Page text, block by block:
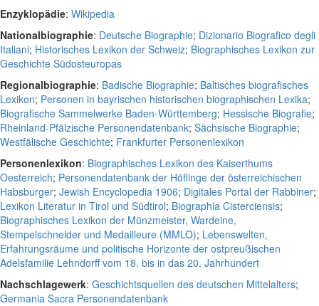
Enzyklopädie: Wikipedia
Nationalbiographie: Deutsche Biographie; Dizionario Biografico degli
Italiani; Historisches Lexikon der Schweiz; Biographisches Lexikon zur
Geschichte Südosteuropas
Regionalbiographie: Badische Biographie; Baltisches biografisches
Lexikon; Personen in bayrischen historischen biographischen Lexika;
Biografische Sammelwerke Baden-Württemberg; Hessische Biografie;
Rheinland-Pfälzische Personendatenbank; Sächsische Biographie;
Westfälische Geschichte; Frankfurter Personenlexikon
Personenlexikon: Biographisches Lexikon des Kaiserthums
Oesterreich; Personendatenbank der Höflinge der österreichischen
Habsburger; Jewish Encyclopedia 1906; Digitales Portal der Rabbiner;
Lexikon Literatur in Tirol und Südtirol; Biographia Cisterciensis;
Biographisches Lexikon der Münzmeister, Wardeine,
Stempelschneider und Medailleure (MMLO); Lebenswelten,
Erfahrungsräume und politische Horizonte der ostpreußischen
Adelsfamilie Lehndorff vom 18. bis in das 20. Jahrhundert
Nachschlagewerk: Geschichtsquellen des deutschen Mittelalters;
Germania Sacra Personendatenbank